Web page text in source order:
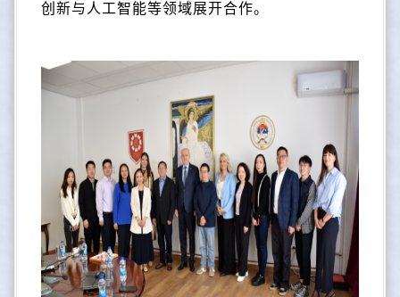
创新与人工智能等领域展开合作。